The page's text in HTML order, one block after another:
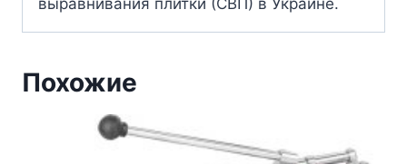
выравнивания плитки (СВП) в Украине.
Похожие